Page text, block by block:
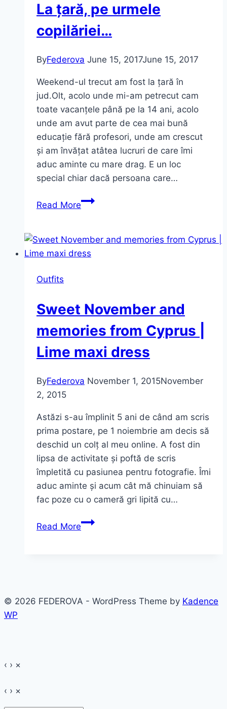
Milano
La țară, pe urmele
copilăriei…
ByFederova June 15, 2017June 15, 2017
Weekend-ul trecut am fost la țară în
jud.Olt, acolo unde mi-am petrecut cam
toate vacanțele până pe la 14 ani, acolo
unde am avut parte de cea mai bună
educație fără profesori, unde am crescut
și am învățat atâtea lucruri de care îmi
aduc aminte cu mare drag. E un loc
special chiar dacă persoana care…
Read MoreLa
urmele
copilăriei…
Outfits
Sweet November and
memories from Cyprus |
Lime maxi dress
ByFederova November 1, 2015November
2, 2015
Astăzi s-au împlinit 5 ani de când am scris
prima postare, pe 1 noiembrie am decis să
deschid un colț al meu online. A fost din
lipsa de activitate și poftă de scris
împletită cu pasiunea pentru fotografie. Îmi
aduc aminte și acum cât mă chinuiam să
fac poze cu o cameră gri lipită cu…
Read MoreSweet
|
© 2026 FEDEROVA - WordPress Theme by Kadence
WP
‹ › ×
‹ › ×